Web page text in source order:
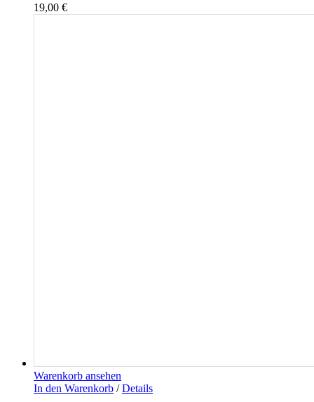
19,00 €
Warenkorb ansehen
In den Warenkorb / Details